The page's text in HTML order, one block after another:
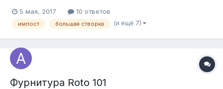
5 мая, 2017 10 ответов
импост большая створка (и ещё 7)
Фурнитура Roto 101